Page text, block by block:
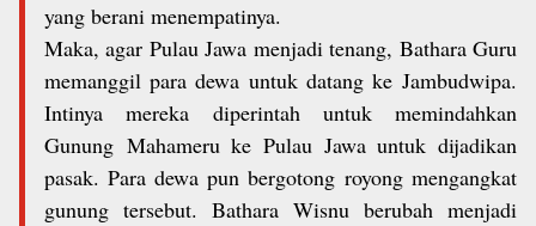
yang berani menempatinya.
Maka, agar Pulau Jawamenjadi tenang, Bathara Guru
memanggil para dewa untuk datang ke Jambudwipa.
Intinya mereka diperintah untuk memindahkan
Gunung Mahameru ke Pulau Jawa untuk dijadikan
pasak. Para dewa pun bergotong royong mengangkat
gunung tersebut. Bathara Wisnu berubah menjadi